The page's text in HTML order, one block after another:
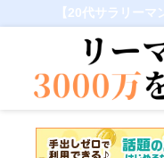
【20代サラリーマ